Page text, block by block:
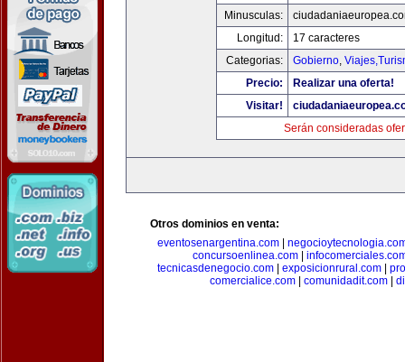
Minusculas:
Longitud:
17 caracteres
Categorias:
Gobierno,
Precio:
Realizar una oferta!
Visitar!
Serán consideradas
Otros dominios en venta:
eventosenargentina.com
concursoenlinea.com|
tecnicasdenegocio.com
exposicionrural.com
comercialice.com| comunidadit.com|